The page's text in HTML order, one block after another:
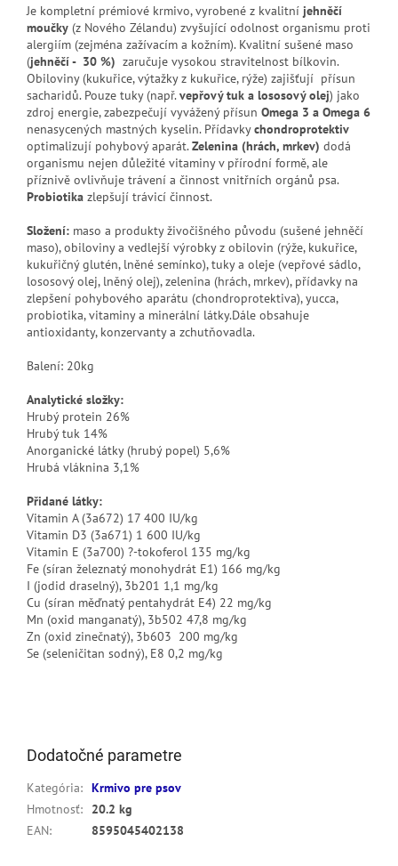
Je kompletní prémiové krmivo, vyrobené z kvalitní jehněčí
moučky (z Nového Zélandu) zvyšující odolnost organismu proti
alergiím (zejména zažívacím a kožním). Kvalitní sušené maso
(jehněčí - 30 %) zaručuje vysokou stravitelnost bílkovin.
Obiloviny (kukuřice, výtažky z kukuřice, rýže) zajišťují přísun
sacharidů. Pouze tuky (např.vepřový tuk a lososový olej) jako
zdroj energie, zabezpečují vyvážený přísun Omega 3 a Omega 6
nenasycených mastných kyselin. Přídavkychondroprotektiv
optimalizují pohybový aparát.Zelenina (hrách, mrkev) dodá
organismu nejen důležité vitaminy v přírodní formě, ale
příznivě ovlivňuje trávení a činnost vnitřních orgánů psa.
Probiotika zlepšují trávicí činnost.
Složení: maso a produkty živočišného původu (sušené jehněčí
maso), obiloviny a vedlejší výrobky z obilovin (rýže, kukuřice,
kukuřičný glutén, lněné semínko), tuky a oleje (vepřové sádlo,
lososový olej, lněný olej), zelenina (hrách, mrkev), přídavky na
zlepšení pohybového aparátu (chondroprotektiva), yucca,
probiotika, vitaminy a minerální látky.Dále obsahuje
antioxidanty, konzervanty a zchutňovadla.
Balení: 20kg
Analytické složky:
Hrubý protein 26%
Hrubý tuk 14%
Anorganické látky (hrubý popel) 5,6%
Hrubá vláknina 3,1%
Přidané látky:
Vitamin A (3a672) 17 400 IU/kg
Vitamin D3 (3a671) 1 600 IU/kg
Vitamin E (3a700) ?-tokoferol 135 mg/kg
Fe (síran železnatý monohydrát E1) 166 mg/kg
I (jodid draselný), 3b201 1,1 mg/kg
Cu (síran měďnatý pentahydrát E4) 22 mg/kg
Mn (oxid manganatý), 3b502 47,8 mg/kg
Zn (oxid zinečnatý), 3b603 200 mg/kg
Se (seleničitan sodný), E8 0,2 mg/kg
Dodatočné parametre
Kategória: Krmivo pre psov
Hmotnosť:
20.2 kg
EAN: 8595045402138